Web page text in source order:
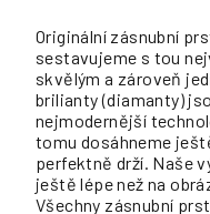
Originální zásnubní
sestavujeme s tou
skvělým a zároveň
brilianty (diamanty)
nejmodernější
tomu dosáhneme
perfektně drží. Naše
ještě lépe než na
Všechny zásnubní